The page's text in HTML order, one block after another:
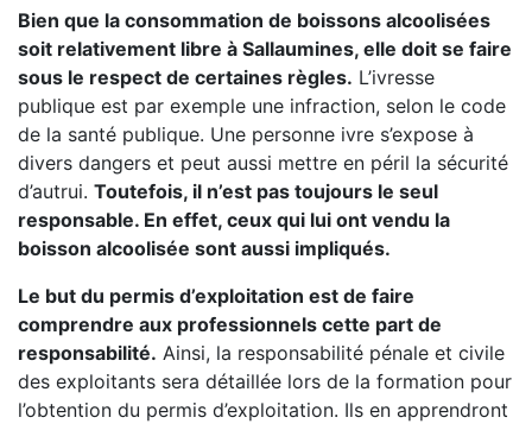
Bien que la consommation de boissons alcoolisées
soit relativement libre à Sallaumines, elle doit se faire
sous le respect de certaines règles. L’ivresse
publique est par exemple une infraction, selon le code
de la santé publique. Une personne ivre s’expose à
divers dangers et peut aussi mettre en péril la sécurité
d’autrui. Toutefois, il n’est pas toujours le seul
responsable. En effet, ceux qui lui ont vendu la
boisson alcoolisée sont aussi impliqués.
Le but du permis d’exploitation est de faire
comprendre aux professionnels cette part de
responsabilité. Ainsi, la responsabilité pénale et civile
des exploitants sera détaillée lors de la formation pour
l’obtention du permis d’exploitation. Ils en apprendront